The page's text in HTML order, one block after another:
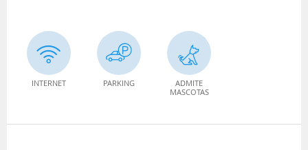
INTERNET PARKING
ADMITE
MASCOTAS